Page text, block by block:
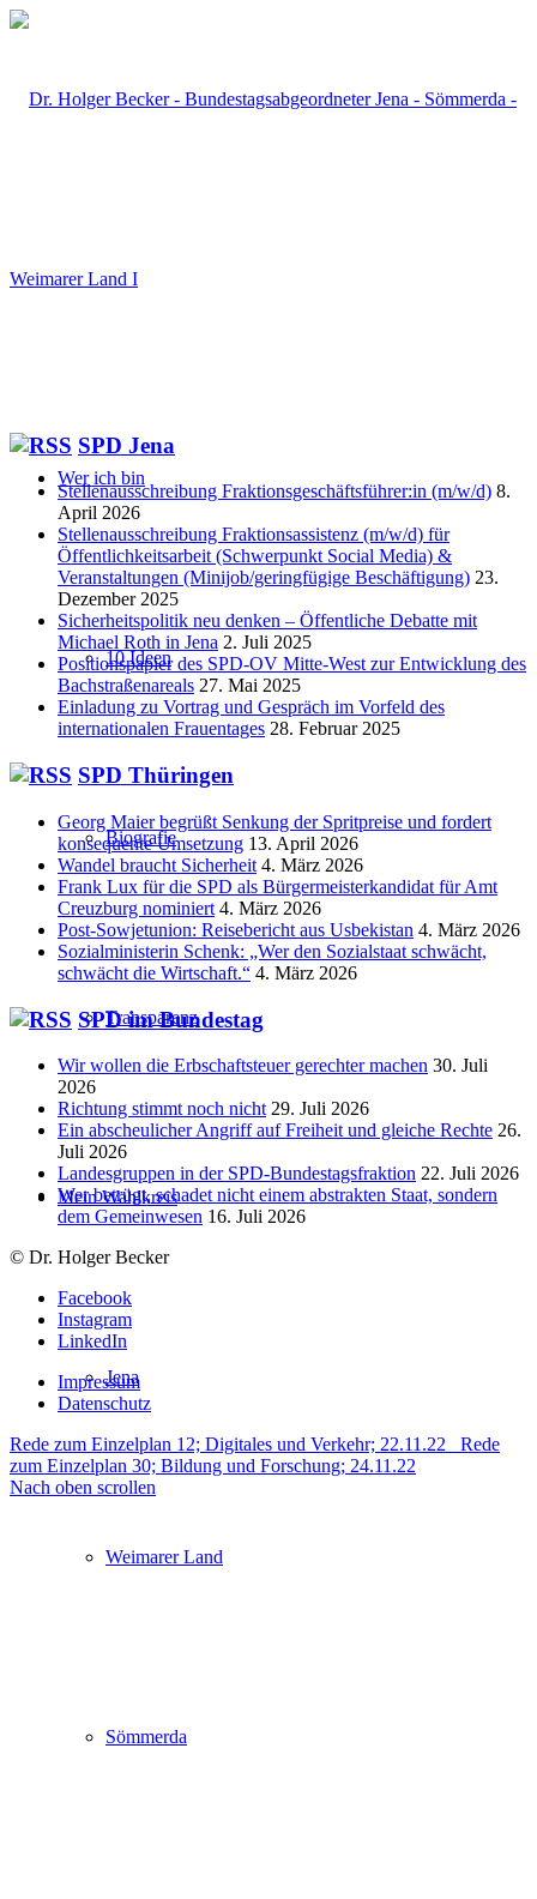
Wer ich bin
10 Ideen
Biografie
Transparenz
Mein Wahlkreis
Jena
Weimarer Land
Sömmerda
SPD Jena
Stellenausschreibung Fraktionsgeschäftsführer:in (m/w/d) 8.
April 2026
Stellenausschreibung Fraktionsassistenz (m/w/d) für
Öffentlichkeitsarbeit (Schwerpunkt Social Media) &
Veranstaltungen (Minijob/geringfügige Beschäftigung) 23.
Dezember 2025
Sicherheitspolitik neu denken – Öffentliche Debatte mit
Michael Roth in Jena 2. Juli 2025
Positionspapier des SPD-OV Mitte-West zur Entwicklung des
Bachstraßenareals 27. Mai 2025
Einladung zu Vortrag und Gespräch im Vorfeld des
internationalen Frauentages 28. Februar 2025
SPD Thüringen
Georg Maier begrüßt Senkung der Spritpreise und fordert
konsequente Umsetzung 13. April 2026
Wandel braucht Sicherheit 4. März 2026
Frank Lux für die SPD als Bürgermeisterkandidat für Amt
Creuzburg nominiert 4. März 2026
Post-Sowjetunion: Reisebericht aus Usbekistan 4. März 2026
Sozialministerin Schenk: „Wer den Sozialstaat schwächt,
schwächt die Wirtschaft.“ 4. März 2026
SPD im Bundestag
Wir wollen die Erbschaftsteuer gerechter machen 30. Juli
2026
Richtung stimmt noch nicht 29. Juli 2026
Ein abscheulicher Angriff auf Freiheit und gleiche Rechte 26.
Juli 2026
Landesgruppen in der SPD-Bundestagsfraktion 22. Juli 2026
Wer betrügt, schadet nicht einem abstrakten Staat, sondern
dem Gemeinwesen 16. Juli 2026
© Dr. Holger Becker
Facebook
Instagram
LinkedIn
Impressum
Datenschutz
Rede zum Einzelplan 12; Digitales und Verkehr; 22.11.22
Rede
zum Einzelplan 30; Bildung und Forschung; 24.11.22
Nach oben scrollen